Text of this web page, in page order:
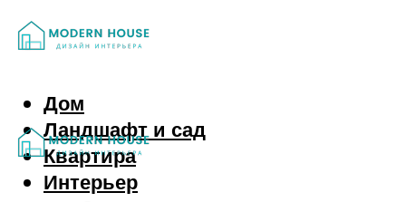
Дом
Ландшафт и сад
Квартира
Интерьер